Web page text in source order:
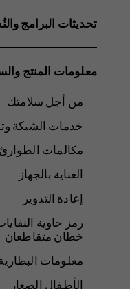
تحديثات البرامج
معلومات المنتج
من أجل سلامتك
خدمات الشبكة
مكالمات الطوارئ
العناية بالجهاز
إعادة التدوير
رمز حاوية
خطان متقاطعان
معلومات
الأطفال الصغار